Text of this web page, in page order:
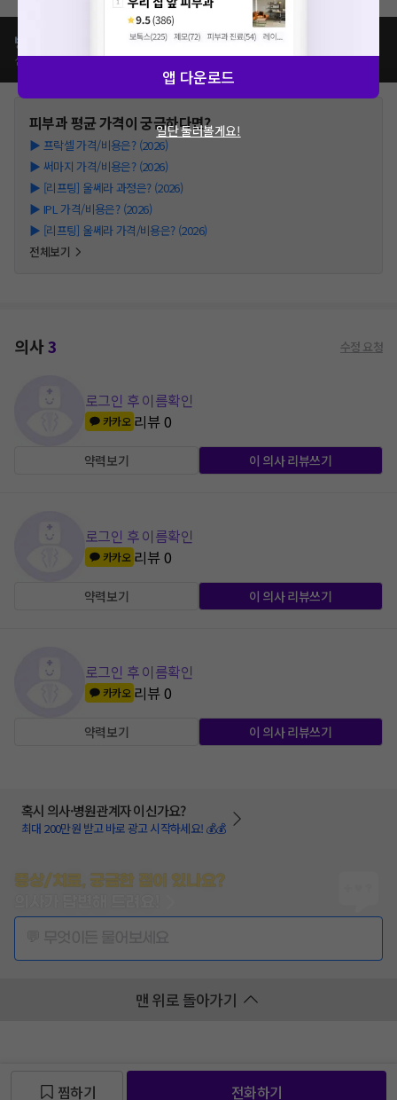
병원별 가격 비교하기
심평원가, 이벤트가, 모두닥 리뷰가 등
피부과평균 가격이 궁금하다면?
▶ 프락셀 가격/비용은? (2026)
▶ 써마지 가격/비용은? (2026)
▶ [리프팅] 울쎄라 과정은? (2026)
▶ IPL 가격/비용은? (2026)
▶ [리프팅] 울쎄라 가격/비용은? (2026)
전체보기
의사3 수정 요청
로그인 후 이름확인
카카오 리뷰0
약력보기 이 의사 리뷰쓰기
로그인 후 이름확인
카카오 리뷰0
약력보기 이 의사 리뷰쓰기
로그인 후 이름확인
카카오 리뷰0
약력보기 이 의사 리뷰쓰기
혹시 의사·병원관계자 이신가요?
최대 200만원 받고 바로 광고 시작하세요! 💰💰
증상/치료, 궁금한 점이 있나요?
맨 위로 돌아가기
찜하기 전화하기
앱 다운로드
일단 둘러볼게요!